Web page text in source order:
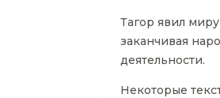
Тагор явил
заканчивая
деятельности.
Некоторые